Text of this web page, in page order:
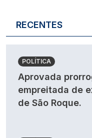
RECENTES
POLÍTICA
Aprovada
empreitada de
de São Roque.